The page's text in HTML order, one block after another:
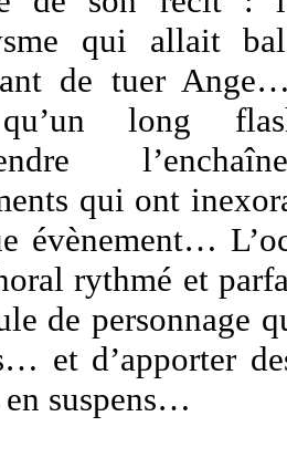
qui allait
de tuer
long
qui ont
évènement…
rythmé et
de personnage
et d’apporter
en suspens…